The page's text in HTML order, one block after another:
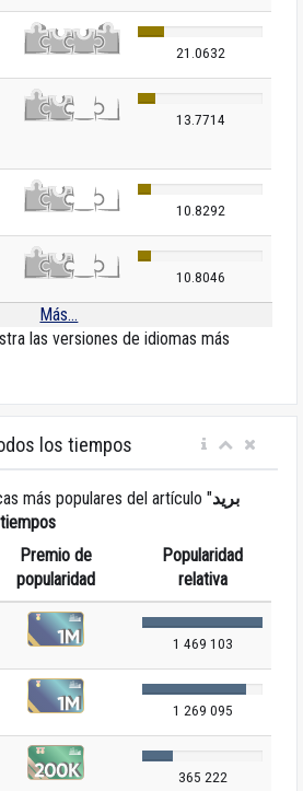
21.0632
13.7714
10.8292
10.8046
Más...
las versiones de idiomas más
los tiempos
más populares del artículo "بريد
Premio de
popularidad
Popularidad
relativa
1 469 103
1 269 095
365 222